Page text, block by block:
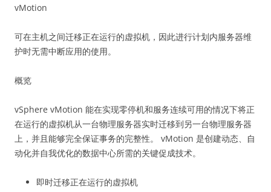
vMotion
可在主机之间迁移正在运行的虚拟机，因此进行计划内服务器维
护时无需中断应用的使用。
概览
vSphere vMotion 能在实现零停机和服务连续可用的情况下将正
在运行的虚拟机从一台物理服务器实时迁移到另一台物理服务器
上，并且能够完全保证事务的完整性。 vMotion 是创建动态、自
动化并自我优化的数据中心所需的关键促成技术。
即时迁移正在运行的虚拟机